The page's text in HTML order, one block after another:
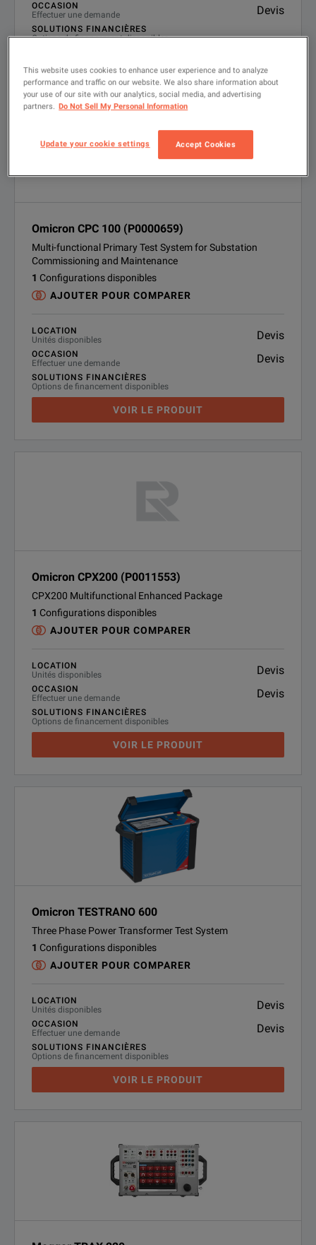
OCCASION
Effectuer une demande
Devis
SOLUTIONS FINANCIÈRES
Options de financement disponibles
Omicron CPC 100 (P0000659)
Multi-functional Primary Test System for Substation
Commissioning and Maintenance
1 Configurations disponibles
AJOUTER POUR COMPARER
LOCATION
Unités disponibles
Devis
OCCASION
Effectuer une demande
Devis
SOLUTIONS FINANCIÈRES
Options de financement disponibles
VOIR LE PRODUIT
Omicron CPX200 (P0011553)
CPX200 Multifunctional Enhanced Package
1 Configurations disponibles
AJOUTER POUR COMPARER
LOCATION
Unités disponibles
Devis
OCCASION
Effectuer une demande
Devis
SOLUTIONS FINANCIÈRES
Options de financement disponibles
VOIR LE PRODUIT
Omicron TESTRANO 600
Three Phase Power Transformer Test System
1 Configurations disponibles
AJOUTER POUR COMPARER
LOCATION
Unités disponibles
Devis
OCCASION
Effectuer une demande
Devis
SOLUTIONS FINANCIÈRES
Options de financement disponibles
VOIR LE PRODUIT
This website uses cookies to enhance user experience and to analyze
performance and traffic on our website. We also share information about
your use of our site with our analytics, social media, and advertising
partners.
Do Not Sell My Personal Information
Update your cookie settings Accept Cookies